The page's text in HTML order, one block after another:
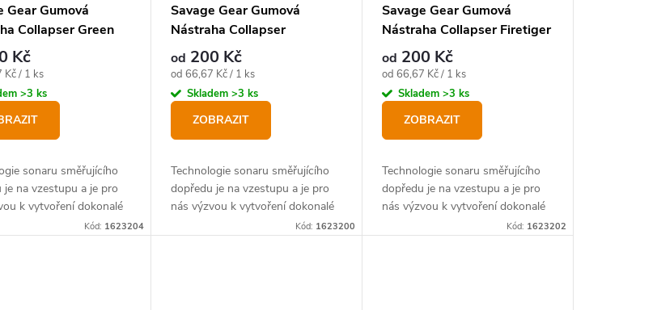
Gear Gumová
Collapser Green
Kč
Kč / 1 ks
>3 ks
sonaru směřujícího
je na vzestupu a je pro
k vytvoření dokonalé
nástrahy pro tento styl
Kód: 1623204
Savage Gear Gumová
Nástraha Collapser
Fluorescent Perch
od 200 Kč
Měrná
cena:
od 66,67 Kč / 1 ks
Skladem >3 ks
ZOBRAZIT
Technologie sonaru směřujícího
dopředu je na vzestupu a je pro
nás výzvou k vytvoření dokonalé
gumové nástrahy pro tento styl
Kód: 1623200
Savage Gear Gumová
Nástraha Collapser Firetiger
od 200 Kč
Měrná
cena:
od 66,67 Kč / 1 ks
Skladem >3 ks
ZOBRAZIT
Technologie sonaru směřujícího
dopředu je na vzestupu a je pro
nás výzvou k vytvoření dokonalé
gumové nástrahy pro tento styl
Kód: 1623202